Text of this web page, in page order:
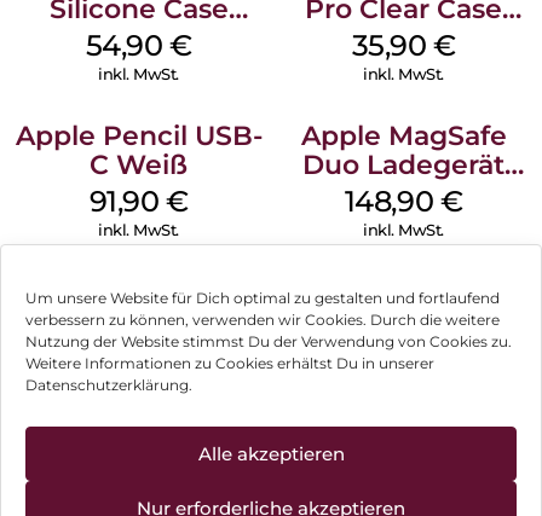
Um unsere Website für Dich optimal zu gestalten und fortlaufend
verbessern zu können, verwenden wir Cookies. Durch die weitere
Nutzung der Website stimmst Du der Verwendung von Cookies zu.
Weitere Informationen zu Cookies erhältst Du in unserer
Datenschutzerklärung.
Alle akzeptieren
Nur erforderliche akzeptieren
Silicone Case
MagSafe Lake
Green
54,90 €
inkl. MwSt.
Pro Clear Case
MagSafe
Transparent
35,90 €
inkl. MwSt.
Apple Pencil USB-
C Weiß
91,90 €
inkl. MwSt.
Apple MagSafe
Duo Ladegerät
Weiß
148,90 €
inkl. MwSt.
Impressum